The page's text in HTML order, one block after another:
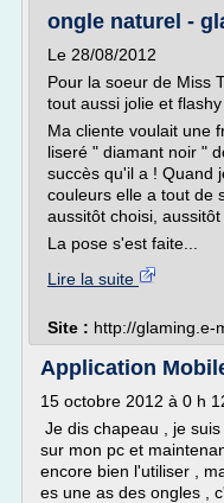
ongle naturel -
Le 28/08/2012
Pour la soeur de Miss
tout aussi jolie et
Ma cliente voulait une
liseré " diamant noir "
succès qu'il a ! Quand
couleurs elle a tout de
aussitôt choisi,
La pose s'est faite...
Lire la suite
Site : http://glaming.e-
Application
15 octobre 2012 à 0 h
Je dis chapeau , je
sur mon pc et
encore bien l'utiliser ,
es une as des ongles ,